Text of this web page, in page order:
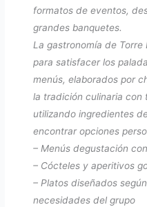
formatos de eventos,
grandes banquetes.
La gastronomía de
para satisfacer los
menús, elaborados por
la tradición culinaria con
utilizando ingredientes
encontrar opciones
– Menús degustación
– Cócteles y aperitivos
– Platos diseñados
necesidades del grupo